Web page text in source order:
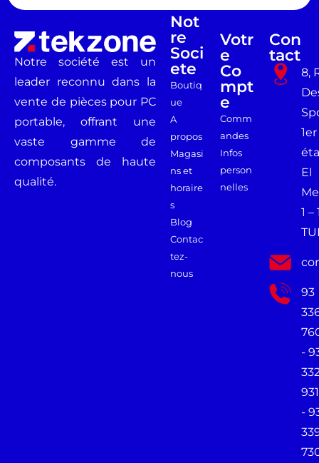
Notre société est un
leader reconnu dans la
vente de pièces pour PC
portable, offrant une
vaste gamme de
composants de haute
qualité.
Not
Re
Soci
Ete
Boutiq
ue
A
propos
Magasi
ns et
horaire
s
Blog
Contac
tez-
nous
Votr
E
Co
Mpt
E
Comm
andes
Infos
person
nelles
Con
Tact
8,
1er
El
1 –
93
-
931
-